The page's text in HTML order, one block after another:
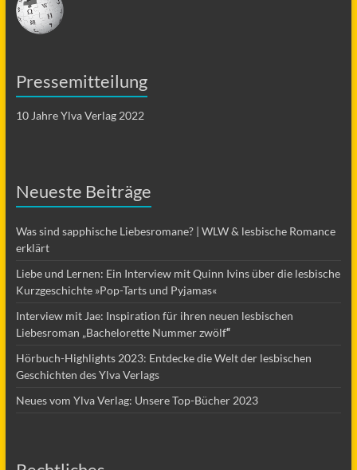
Pressemitteilung
10 Jahre Ylva Verlag 2022
Neueste Beiträge
Was sind sapphische Liebesromane? | WLW & lesbische Romance
erklärt
Liebe und Lernen: Ein Interview mit Quinn Ivins über die lesbische
Kurzgeschichte »Pop-Tarts und Pyjamas«
Interview mit Jae: Inspiration für ihren neuen lesbischen
Liebesroman „Bachelorette Nummer zwölf“
Hörbuch-Highlights 2023: Entdecke die Welt der lesbischen
Geschichten des Ylva Verlags
Neues vom Ylva Verlag: Unsere Top-Bücher 2023